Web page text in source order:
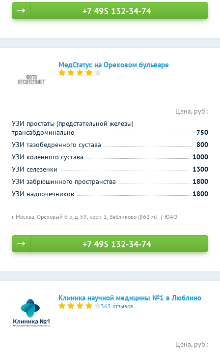
+7 495 132-34-74
МедСтатус на Ореховом бульваре
г. Москва, Ореховый б-р, д. 59, корп. 1, Зябликово (862 м) ЮАО
Цена, руб.:
УЗИ простаты (предстательной железы)
трансабдоминально
750
УЗИ тазобедренного сустава
800
УЗИ коленного сустава
1000
УЗИ селезенки
1300
УЗИ забрюшинного пространства
1800
УЗИ надпочечников
1800
+7 495 132-34-74
Клиника научной медицины №1 в Люблино
365 отзывов
Цена, руб.: